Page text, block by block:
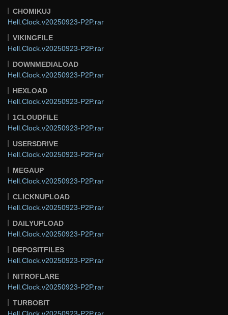
CHOMIKUJ
Hell.Clock.v20250923-P2P.rar
VIKINGFILE
Hell.Clock.v20250923-P2P.rar
DOWNMEDIALOAD
Hell.Clock.v20250923-P2P.rar
HEXLOAD
Hell.Clock.v20250923-P2P.rar
1CLOUDFILE
Hell.Clock.v20250923-P2P.rar
USERSDRIVE
Hell.Clock.v20250923-P2P.rar
MEGAUP
Hell.Clock.v20250923-P2P.rar
CLICKNUPLOAD
Hell.Clock.v20250923-P2P.rar
DAILYUPLOAD
Hell.Clock.v20250923-P2P.rar
DEPOSITFILES
Hell.Clock.v20250923-P2P.rar
NITROFLARE
Hell.Clock.v20250923-P2P.rar
TURBOBIT
Hell.Clock.v20250923-P2P.rar